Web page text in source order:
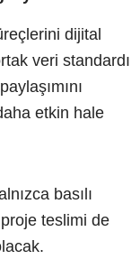
dijital
veri standardı
etkin hale
basılı
teslimi de